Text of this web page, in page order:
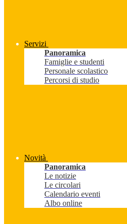
Servizi
Panoramica
Famiglie e studenti
Personale scolastico
Percorsi di studio
Novità
Panoramica
Le notizie
Le circolari
Calendario eventi
Albo online